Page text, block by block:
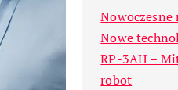
Nowe
RP-3AH –
robot